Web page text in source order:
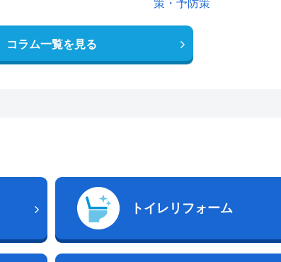
策・予防策
コラム一覧を見る
トイレリフォーム